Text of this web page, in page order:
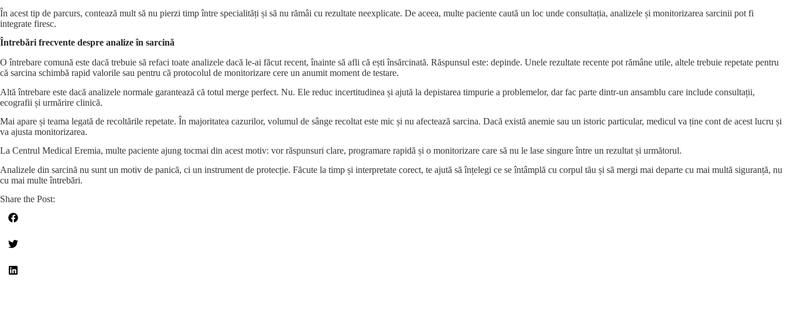
În acest tip de parcurs, contează mult să nu pierzi timp între specialități și să nu rămâi cu rezultate neexplicate. De aceea, multe paciente caută un loc unde consultația, analizele și monitorizarea sarcinii pot fi
integrate firesc.
Întrebări frecvente despre analize în sarcină
O întrebare comună este dacă trebuie să refaci toate analizele dacă le-ai făcut recent, înainte să afli că ești însărcinată. Răspunsul este: depinde. Unele rezultate recente pot rămâne utile, altele trebuie repetate pentru
că sarcina schimbă rapid valorile sau pentru că protocolul de monitorizare cere un anumit moment de testare.
Altă întrebare este dacă analizele normale garantează că totul merge perfect. Nu. Ele reduc incertitudinea și ajută la depistarea timpurie a problemelor, dar fac parte dintr-un ansamblu care include consultații,
ecografii și urmărire clinică.
Mai apare și teama legată de recoltările repetate. În majoritatea cazurilor, volumul de sânge recoltat este mic și nu afectează sarcina. Dacă există anemie sau un istoric particular, medicul va ține cont de acest lucru și
va ajusta monitorizarea.
La Centrul Medical Eremia, multe paciente ajung tocmai din acest motiv: vor răspunsuri clare, programare rapidă și o monitorizare care să nu le lase singure între un rezultat și următorul.
Analizele din sarcină nu sunt un motiv de panică, ci un instrument de protecție. Făcute la timp și interpretate corect, te ajută să înțelegi ce se întâmplă cu corpul tău și să mergi mai departe cu mai multă siguranță, nu
cu mai multe întrebări.
Share the Post: